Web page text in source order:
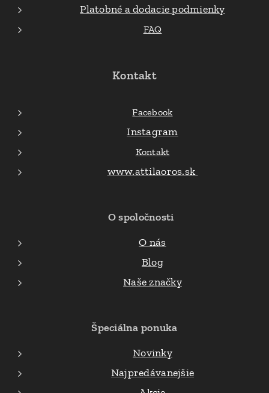
Platobné a dodacie podmienky
FAQ
Kontakt
Facebook
Instagram
Kontakt
www.attilaoros.sk
O spoločnosti
O nás
Blog
Naše značky
Špeciálna ponuka
Novinky
Najpredávanejšie